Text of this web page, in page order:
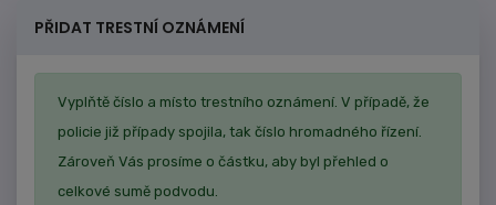
PŘIDAT TRESTNÍ OZNÁMENÍ
Vyplňtě číslo a místo trestního oznámení. V případě, že
policie již případy spojila, tak číslo hromadného řízení.
Zároveň Vás prosíme o částku, aby byl přehled o
celkové sumě podvodu.